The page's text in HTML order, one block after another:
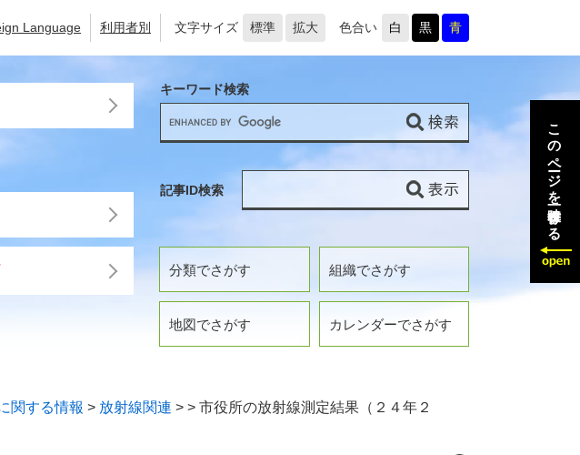
Language 利用者別 文字サイズ 標準 拡大 色合い 白 黒 青
分類でさがす 組織でさがす
地図でさがす カレンダーでさがす
キーワード検索
記事ID検索
関する情報 > 放射線関連 > > 市役所の放射線測定結果（２４年２
このページを一時保存する